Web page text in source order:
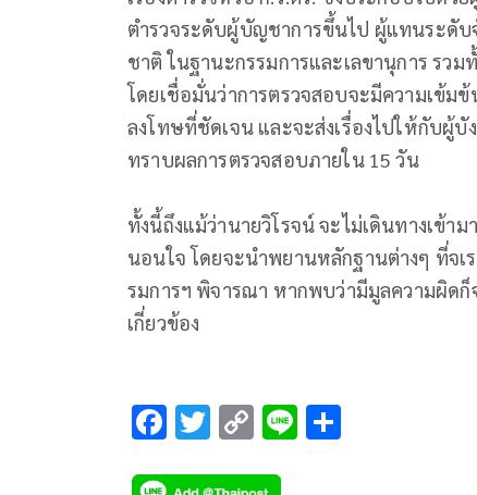
ตำรวจระดับผู้บัญชาการขึ้นไป ผู้แทนระดับ
ชาติ ในฐานะกรรมการและเลขานุการ รว
โดยเชื่อมั่นว่าการตรวจสอบจะมีความเข้
ลงโทษที่ชัดเจน และจะส่งเรื่องไปให้กับ
ทราบผลการตรวจสอบภายใน 15 วัน
ทั้งนี้ถึงแม้ว่านายวิโรจน์ จะไม่เดินทางเข้า
นอนใจ โดยจะนำพยานหลักฐานต่างๆ ที่จ
รมการฯ พิจารณา หากพบว่ามีมูลความผิด
เกี่ยวข้อง
F T C Li